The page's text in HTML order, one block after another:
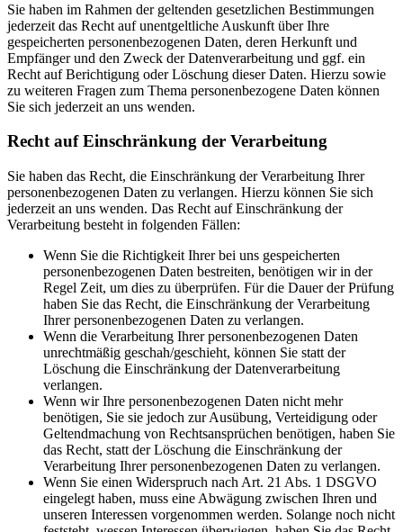
Sie haben im Rahmen der geltenden gesetzlichen Bestimmungen
jederzeit das Recht auf unentgeltliche Auskunft über Ihre
gespeicherten personenbezogenen Daten, deren Herkunft und
Empfänger und den Zweck der Datenverarbeitung und ggf. ein
Recht auf Berichtigung oder Löschung dieser Daten. Hierzu sowie
zu weiteren Fragen zum Thema personenbezogene Daten können
Sie sich jederzeit an uns wenden.
Recht auf Einschränkung der Verarbeitung
Sie haben das Recht, die Einschränkung der Verarbeitung Ihrer
personenbezogenen Daten zu verlangen. Hierzu können Sie sich
jederzeit an uns wenden. Das Recht auf Einschränkung der
Verarbeitung besteht in folgenden Fällen:
Wenn Sie die Richtigkeit Ihrer bei uns gespeicherten
personenbezogenen Daten bestreiten, benötigen wir in der
Regel Zeit, um dies zu überprüfen. Für die Dauer der Prüfung
haben Sie das Recht, die Einschränkung der Verarbeitung
Ihrer personenbezogenen Daten zu verlangen.
Wenn die Verarbeitung Ihrer personenbezogenen Daten
unrechtmäßig geschah/geschieht, können Sie statt der
Löschung die Einschränkung der Datenverarbeitung
verlangen.
Wenn wir Ihre personenbezogenen Daten nicht mehr
benötigen, Sie sie jedoch zur Ausübung, Verteidigung oder
Geltendmachung von Rechtsansprüchen benötigen, haben Sie
das Recht, statt der Löschung die Einschränkung der
Verarbeitung Ihrer personenbezogenen Daten zu verlangen.
Wenn Sie einen Widerspruch nach Art. 21 Abs. 1 DSGVO
eingelegt haben, muss eine Abwägung zwischen Ihren und
unseren Interessen vorgenommen werden. Solange noch nicht